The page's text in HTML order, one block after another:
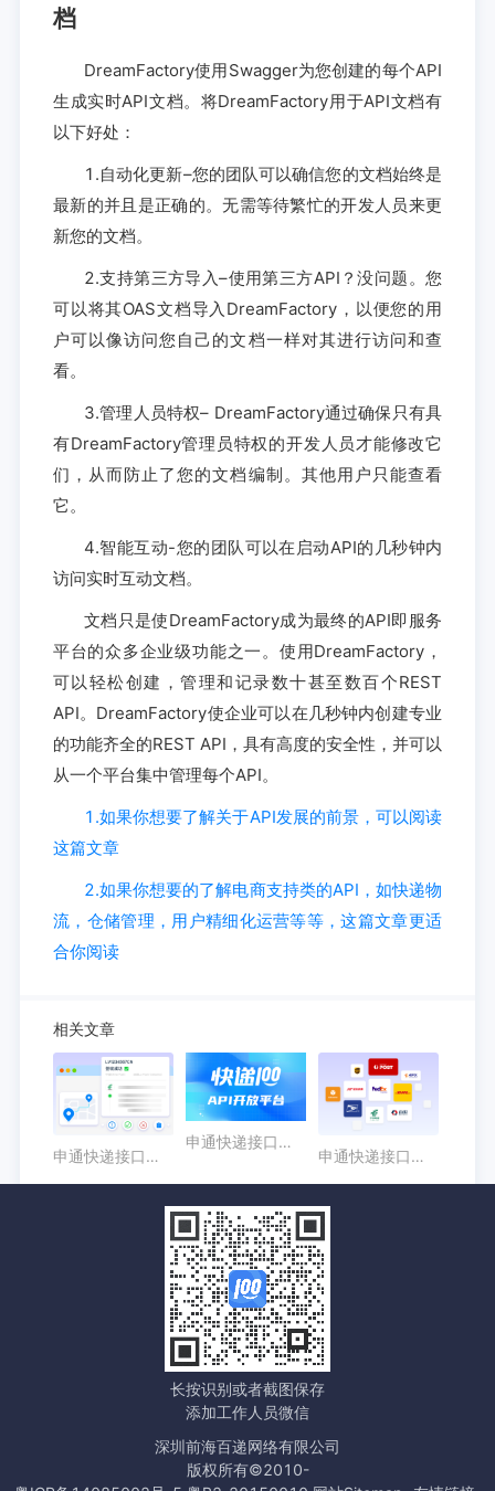
档
DreamFactory使用Swagger为您创建的每个API
生成实时API文档。将DreamFactory用于API文档有
以下好处：
1.自动化更新–您的团队可以确信您的文档始终是
最新的并且是正确的。无需等待繁忙的开发人员来更
新您的文档。
2.支持第三方导入–使用第三方API？没问题。您
可以将其OAS文档导入DreamFactory，以便您的用
户可以像访问您自己的文档一样对其进行访问和查
看。
3.管理人员特权– DreamFactory通过确保只有具
有DreamFactory管理员特权的开发人员才能修改它
们，从而防止了您的文档编制。其他用户只能查看
它。
4.智能互动-您的团队可以在启动API的几秒钟内
访问实时互动文档。
文档只是使DreamFactory成为最终的API即服务
平台的众多企业级功能之一。使用DreamFactory，
可以轻松创建，管理和记录数十甚至数百个REST
API。DreamFactory使企业可以在几秒钟内创建专业
的功能齐全的REST API，具有高度的安全性，并可以
从一个平台集中管理每个API。
1.如果你想要了解关于API发展的前景，可以阅读
这篇文章
2.如果你想要的了解电商支持类的API，如快递物
流，仓储管理，用户精细化运营等等，这篇文章更适
合你阅读
相关文章
申通快递接口接入步骤：从账号配置到接口联调
申通快递接口怎么选？企业查询与系统接入指南
申通快递接口核心能力解析：物流轨迹、签收状态与异常识别
长按识别或者截图保存
添加工作人员微信
深圳前海百递网络有限公司
版权所有©2010-